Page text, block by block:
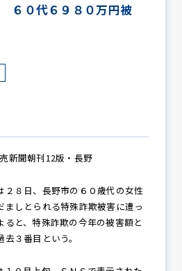
動ニュース
パトロール
セミナー
６０代６９８０万円被
新聞朝刊12版・長野
８日、長野市の６０歳代の女性
ましとられる特殊詐欺被害に遭っ
ると、特殊詐欺の今年の被害額と
３番目という。